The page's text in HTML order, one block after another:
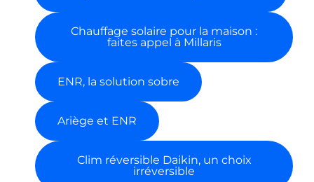
Chauffage solaire pour la maison :
faites appel à Millaris
ENR, la solution sobre
Ariège et ENR
Clim réversible Daikin, un choix
irréversible